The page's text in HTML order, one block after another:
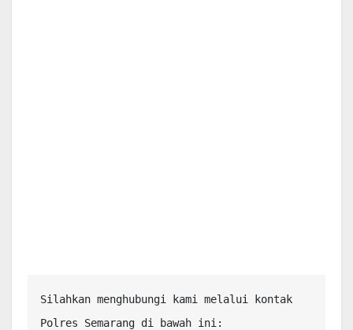
Silahkan menghubungi kami melalui kontak
Polres Semarang di bawah ini: